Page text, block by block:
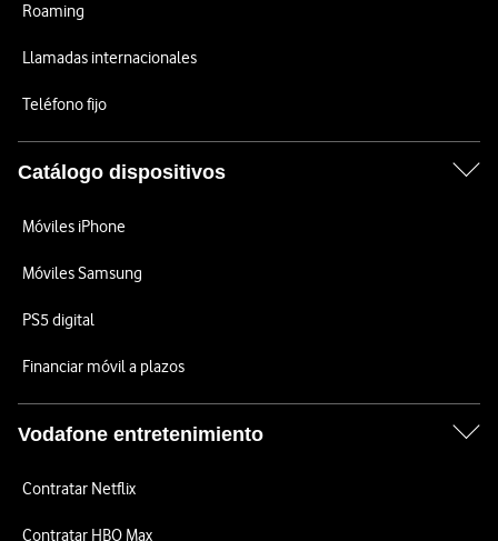
Roaming
Llamadas internacionales
Teléfono fijo
Catálogo dispositivos
Móviles iPhone
Móviles Samsung
PS5 digital
Financiar móvil a plazos
Vodafone entretenimiento
Contratar Netflix
Contratar HBO Max